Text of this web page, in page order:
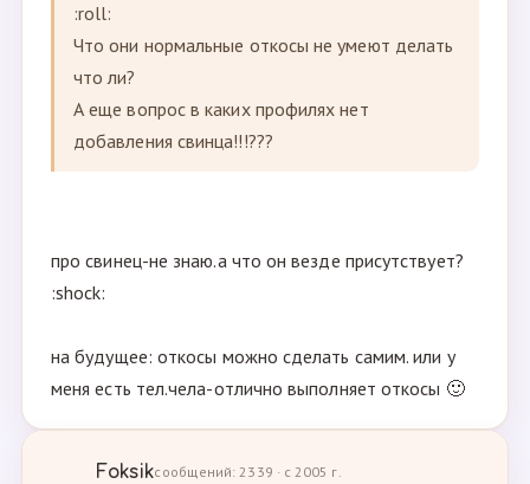
:roll:
Что они нормальные откосы не умеют делать
что ли?
А еще вопрос в каких профилях нет
добавления свинца!!!???
про свинец-не знаю.а что он везде присутствует?
:shock:
на будущее: откосы можно сделать самим. или у
меня есть тел.чела-отлично выполняет откосы 🙂
Foksikсообщений: 2339 · с 2005 г.